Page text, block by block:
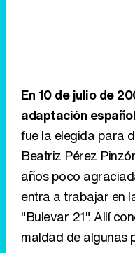
En 10 de julio de
adaptación
fue la elegida para
Beatriz Pérez
años poco
entra a trabajar en
"Bulevar 21". Allí
maldad de algunas